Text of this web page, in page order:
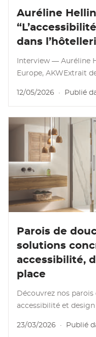
Auréline
dans
Interview — Auréline
Europe, AKWExtrait
sanitaire et médico-
la population, …
12/05/2026 · Publié
Parois de
solutions
accessibilité,
place
Découvrez nos
accessibilité et
23/03/2026 · Publié